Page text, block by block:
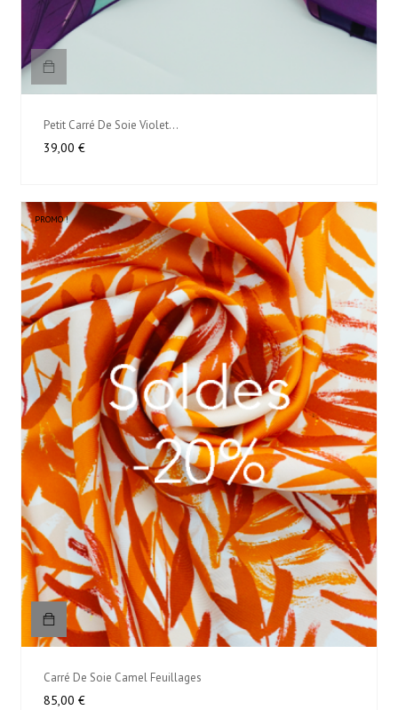
Petit Carré De Soie Violet...
Prix
39,00 €
PROMO !
Carré De Soie Camel Feuillages
Prix
85,00 €